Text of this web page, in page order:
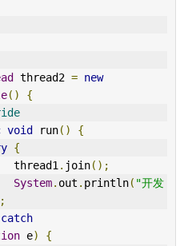
thread2 = new
()
{
void run()
{
{
                    thread1
. join();
System. out . println( "开发
catch
e)
{